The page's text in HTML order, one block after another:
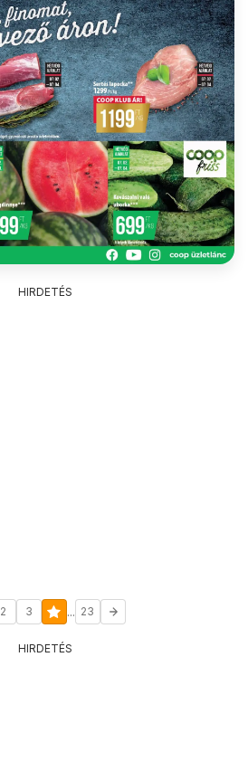
HIRDETÉS
2 3 ... 23
HIRDETÉS